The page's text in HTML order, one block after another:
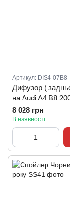
Артикул: DIS4-07B8
Дифузор (
на Audi A4 B8
8 028 грн
В наявності